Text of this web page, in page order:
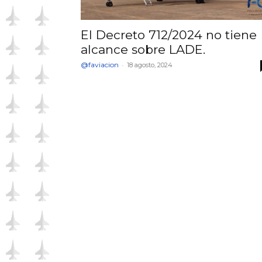
El Decreto 712/2024 no tiene
alcance sobre LADE.
@faviacion - 18 agosto, 2024